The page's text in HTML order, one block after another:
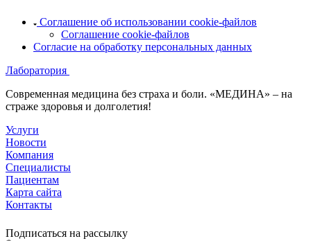
Соглашение об использовании cookie-файлов
Соглашение cookie-файлов
Согласие на обработку персональных данных
Лаборатория
Современная медицина без страха и боли. «МЕДИНА» – на
страже здоровья и долголетия!
Услуги
Новости
Компания
Специалисты
Пациентам
Карта сайта
Контакты
Подписаться на рассылку